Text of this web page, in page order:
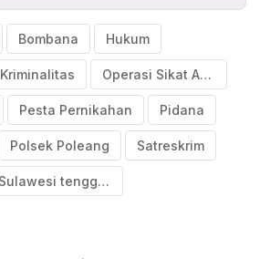
Bombana Hukum
Kriminalitas Operasi Sikat Anoa 2025
Pesta Pernikahan Pidana
Polsek Poleang Satreskrim
Sulawesi tenggara